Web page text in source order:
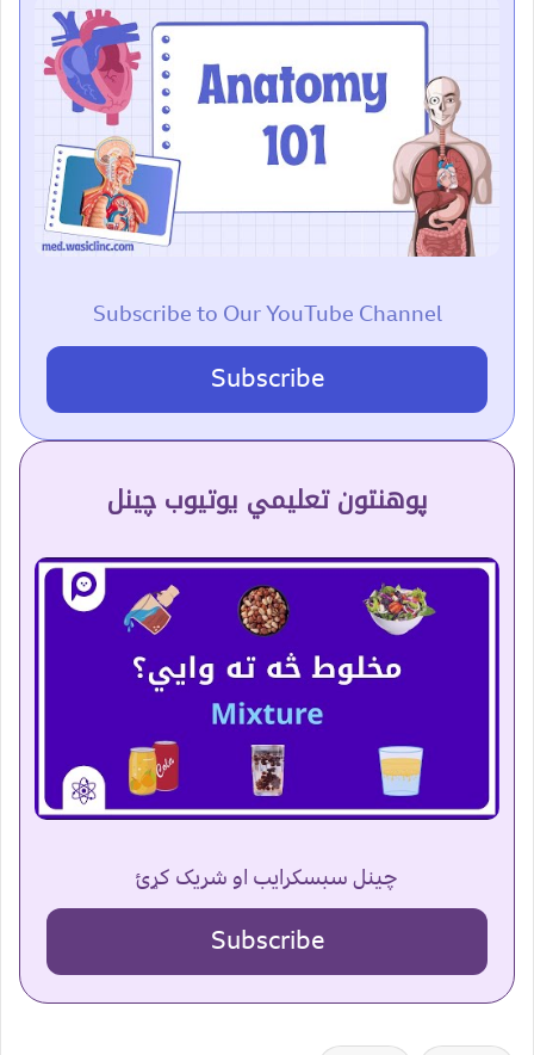
Subscribe to Our YouTube Channel
Subscribe
پوهنتون تعلیمي یوتیوب چینل
چینل سبسکرایب او شریک کړئ
Subscribe